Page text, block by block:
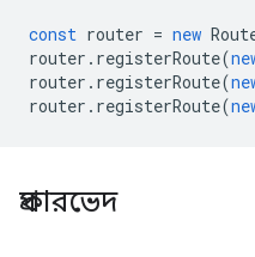
const router = new
router . registerRoute(
router . registerRoute(
router . registerRoute(
প্রকারভেদ